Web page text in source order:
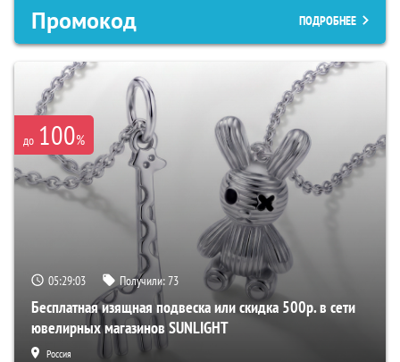
Промокод ПОДРОБНЕЕ
до 100%
05:29:02 Получили:73
Бесплатная изящная подвеска или скидка 500р. в сети
ювелирных магазинов SUNLIGHT
Россия